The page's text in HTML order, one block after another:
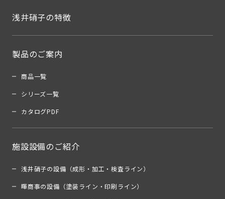
浅井硝子の特徴
製品のご案内
商品一覧
シリーズ一覧
カタログPDF
施設設備のご紹介
浅井硝子の設備（成形・加工・検査ライン）
暉商事の設備（塗装ライン・印刷ライン）